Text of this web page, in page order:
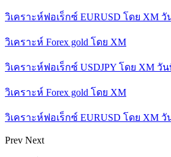
วิเคราะห์ฟอเร็กซ์ EURUSD โดย XM วั
วิเคราะห์ Forex gold โดย XM
วิเคราะห์ฟอเร็กซ์ USDJPY โดย XM วั
วิเคราะห์ Forex gold โดย XM
วิเคราะห์ฟอเร็กซ์ EURUSD โดย XM วั
Prev Next